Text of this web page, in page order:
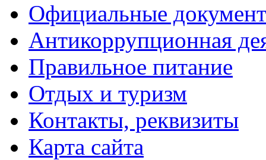
Официальные
Антикоррупционная
Правильное питание
Отдых и туризм
Контакты, реквизиты
Карта сайта